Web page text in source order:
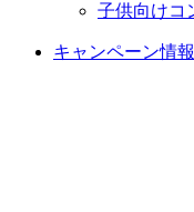
子供向けコ
キャンペーン情報